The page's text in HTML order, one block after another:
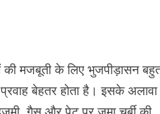
की मजबूती के लिए भुजपीड़ासन
बेहतर होता है। इसके अलावा